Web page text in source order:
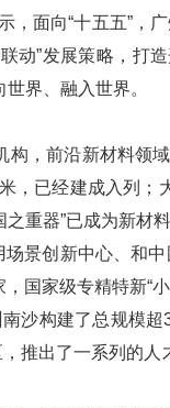
，面向“十五五”，
动”发展策略，打
界、融入世界。
，前沿新材料领
，已经建成入列；
重器”已成为新材料
景创新中心、和
国家级专精特新“小
沙构建了总规模
推出了一系列的